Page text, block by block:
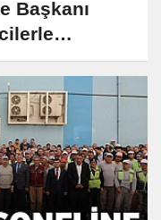
Başkanı